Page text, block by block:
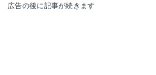
広告の後に記事が続きます